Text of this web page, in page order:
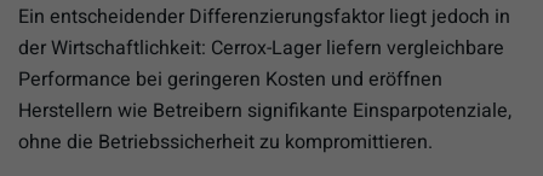
Ein entscheidender Differenzierungsfaktor liegt jedoch in
der Wirtschaftlichkeit: Cerrox-Lager liefern vergleichbare
Performance bei geringeren Kosten und eröffnen
Herstellern wie Betreibern signifikante Einsparpotenziale,
ohne die Betriebssicherheit zu kompromittieren.